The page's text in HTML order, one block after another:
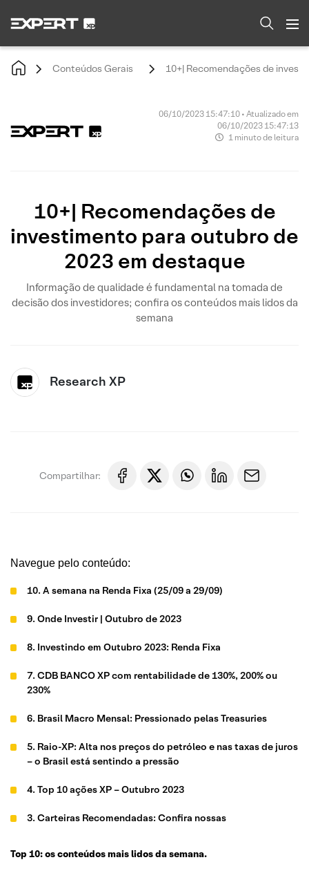
Conteúdos Gerais 10+| Recomendações de
06/10/2023 15:47:10 • Atualizado em
06/10/2023 15:47:13
1 minuto de leitura
10+| Recomendações de
investimento para outubro de
2023 em destaque
Informação de qualidade é fundamental na tomada de
decisão dos investidores; confira os conteúdos mais lidos da
semana
Research XP
Compartilhar:
Navegue pelo conteúdo:
10. A semana na Renda Fixa (25/09 a 29/09)
9. Onde Investir | Outubro de 2023
8. Investindo em Outubro 2023: Renda Fixa
7. CDB BANCO XP com rentabilidade de 130%, 200% ou
230%
6. Brasil Macro Mensal: Pressionado pelas Treasuries
5. Raio-XP: Alta nos preços do petróleo e nas taxas de juros
– o Brasil está sentindo a pressão
4. Top 10 ações XP – Outubro 2023
3. Carteiras Recomendadas: Confira nossas
Top 10: os conteúdos mais lidos da semana.